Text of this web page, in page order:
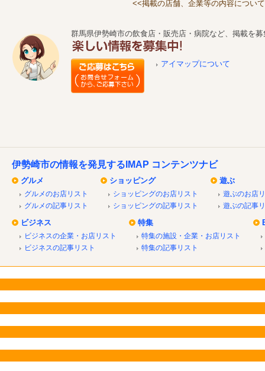
<<掲載の店舗、企業等の内容につい
群馬県伊勢崎市の飲食店・販売店・病院など、掲載を
アイマップについて
伊勢崎市の情報を発見するIMAP コンテンツナビ
グルメ
グルメのお店リスト
グルメの記事リスト
ショッピング
ショッピングのお店リスト
ショッピングの記事リスト
遊ぶ
遊ぶのお店
遊ぶの記事
ビジネス
ビジネスの企業・お店リスト
ビジネスの記事リスト
特集
特集の施設・企業・お店リスト
特集の記事リスト